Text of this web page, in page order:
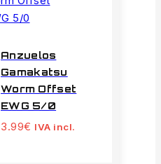
Anzuelos
Gamakatsu
Worm Offset
EWG 5/0
3.99€ IVA incl.